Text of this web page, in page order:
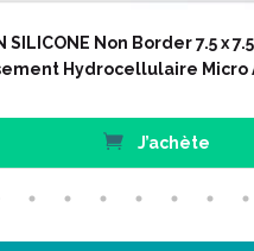
SILICONE Non Border 7.5 x
Hydrocellulaire Micro
J’achète